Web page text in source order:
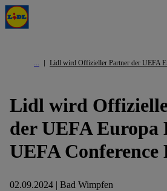
Lidl wird Offizieller Partner der UEFA
Lidl wird
der UEFA Europa
UEFA Conference
02.09.2024 | Bad Wimpfen